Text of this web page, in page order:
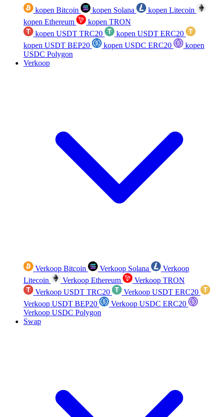
kopen Bitcoin kopen Solana
kopen Litecoin
kopen Ethereum
kopen TRON
kopen USDT TRC20
kopen USDT ERC20
kopen USDT BEP20
kopen USDC ERC20
kopen
USDC Polygon
Verkoop
Verkoop Bitcoin Verkoop Solana
Verkoop
Litecoin
Verkoop Ethereum
Verkoop TRON
Verkoop USDT TRC20
Verkoop USDT ERC20
Verkoop USDT BEP20
Verkoop USDC ERC20
Verkoop USDC Polygon
Swap